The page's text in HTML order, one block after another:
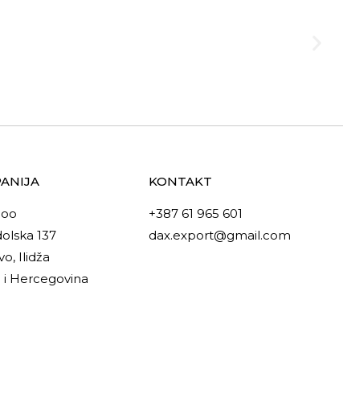
137
Ilidža
i Hercegovina
KONTAKT
+387 61 965 601
dax.export@gmail.com